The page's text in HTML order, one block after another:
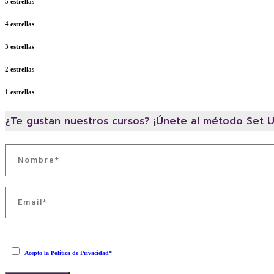
4 estrellas
3 estrellas
2 estrellas
1 estrellas
¿Te gustan nuestros cursos? ¡Únete al método Set
Acepto la Política de Privacidad*